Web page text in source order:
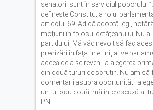
senatorii sunt în serviciul poporului
defineşte Constituţia rolul
articolul 69. Adică adoptă legi,
moţiuni în folosul cetăţeanului. Nu al
partidului. Mă văd nevoit să fac
precizări în faţa unei iniţiative
aceea de a se reveni la alegerea
din două tururi de scrutin. Nu am să
comentarii asupra oportunităţii
un tur sau două, mă interesează
PNL.